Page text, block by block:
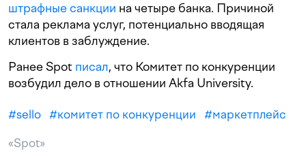
штрафныесанкции на четыре банка. Причиной
стала реклама услуг, потенциально вводящая
клиентов в заблуждение.
Ранее Spot писал, что Комитет по конкуренции
возбудил дело в отношении Akfa University.
#sello #комитет по конкуренции #маркетплейс
«Spot»